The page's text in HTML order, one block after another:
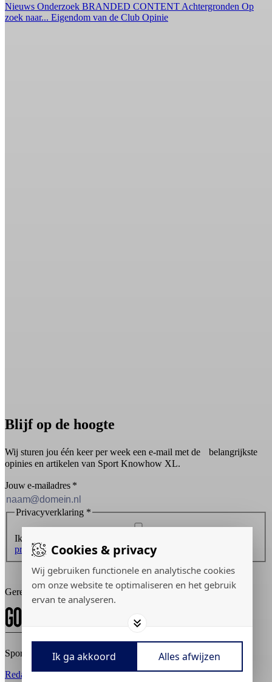
Cookies & privacy
Wij gebruiken functionele en analytische cookies
om onze website te optimaliseren en het gebruik
ervan te analyseren.
Ik ga akkoord Alles afwijzen
Nieuws Onderzoek BRANDED CONTENT Achtergronden Op
zoek naar... Eigendom van de Club Opinie
Blijf op de hoogte
Wij sturen jou één keer per week een e-mail met de belangrijkste
opinies en artikelen van Sport Knowhow XL.
Jouw e-mailadres *
Privacyverklaring *
Ik ontvang graag de nieuwsbrief en ga akkoord met de
privacyverklaring.
Inschrijven
Gerealiseerd door:
Sport Knowhow XL © 2026
RedactiestatuutAdverterenPrivacy policy